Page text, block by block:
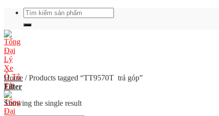
Skip
content
Search
for:
Home /Products tagged “TT9570T trả góp”
Filter
Showing the single result